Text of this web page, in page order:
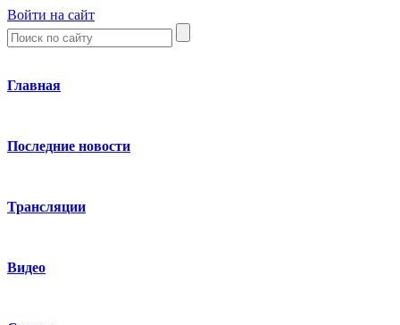
Войти на сайт
Главная
Последние новости
Трансляции
Видео